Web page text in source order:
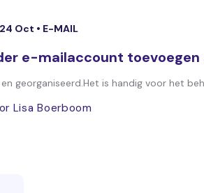
24 Oct • E-MAIL
e-mailaccount toevoegen
georganiseerd.Het is handig voor het
Lisa Boerboom